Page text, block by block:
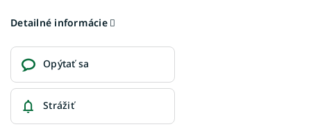
Detailné informácie
Opýtať sa
Strážiť